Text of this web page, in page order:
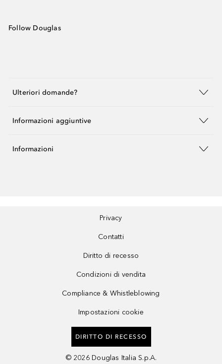
Follow Douglas
Ulteriori domande?
Informazioni aggiuntive
Informazioni
Privacy
Contatti
Diritto di recesso
Condizioni di vendita
Compliance & Whistleblowing
Impostazioni cookie
DIRITTO DI RECESSO
© 2026 Douglas Italia S.p.A.